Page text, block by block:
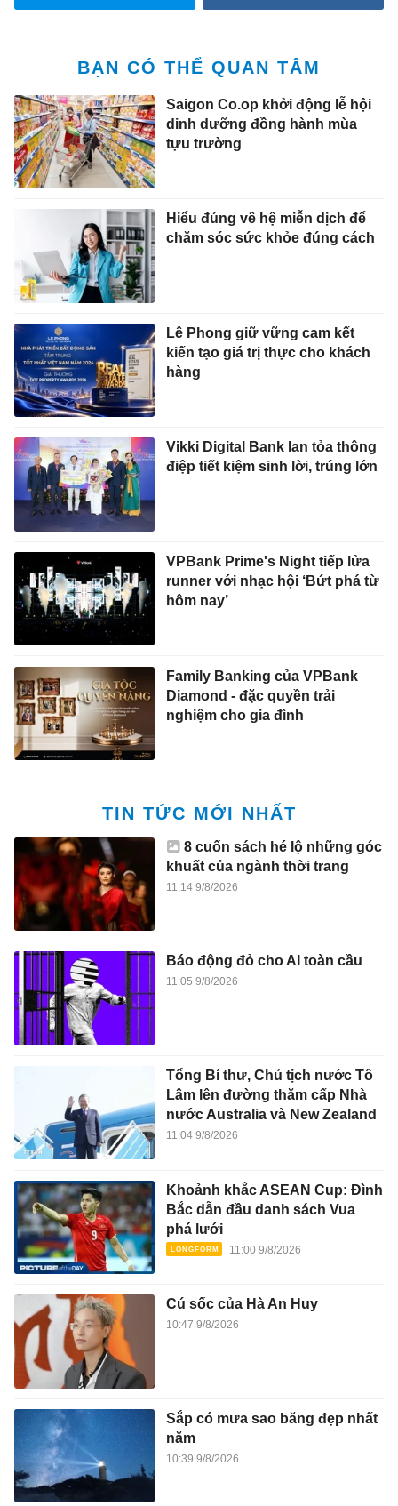
BẠN CÓ THỂ QUAN TÂM
Saigon Co.op khởi động lễ hội
dinh dưỡng đồng hành mùa
tựu trường
Hiểu đúng về hệ miễn dịch để
chăm sóc sức khỏe đúng cách
Lê Phong giữ vững cam kết
kiến tạo giá trị thực cho khách
hàng
Vikki Digital Bank lan tỏa thông
điệp tiết kiệm sinh lời, trúng lớn
VPBank Prime's Night tiếp lửa
runner với nhạc hội ‘Bứt phá từ
hôm nay’
Family Banking của VPBank
Diamond - đặc quyền trải
nghiệm cho gia đình
TIN TỨC MỚI NHẤT
8 cuốn sách hé lộ những góc
khuất của ngành thời trang
11:14 9/8/2026
Báo động đỏ cho AI toàn cầu
11:05 9/8/2026
Tổng Bí thư, Chủ tịch nước Tô
Lâm lên đường thăm cấp Nhà
nước Australia và New Zealand
11:04 9/8/2026
Khoảnh khắc ASEAN Cup: Đình
Bắc dẫn đầu danh sách Vua
phá lưới
11:00 9/8/2026
Cú sốc của Hà An Huy
10:47 9/8/2026
Sắp có mưa sao băng đẹp nhất
năm
10:39 9/8/2026